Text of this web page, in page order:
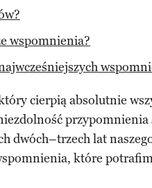
wspomnienia?
cierpią absolutnie
przypomnienia
dwóch–trzech lat
które